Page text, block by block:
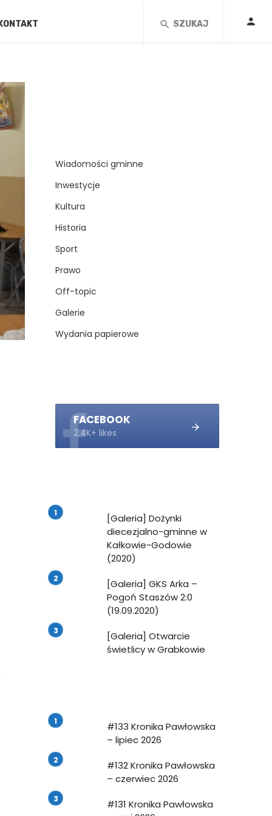
KONTAKT SZUKAJ
Wiadomości gminne
Inwestycje
Kultura
Historia
Sport
Prawo
Off-topic
Galerie
Wydania papierowe
FACEBOOK
2.4K+ likes
[Galeria] Dożynki
diecezjalno-gminne w
Kałkowie-Godowie
(2020)
[Galeria] GKS Arka –
Pogoń Staszów 2:0
(19.09.2020)
[Galeria] Otwarcie
świetlicy w Grabkowie
#133 Kronika Pawłowska
– lipiec 2026
#132 Kronika Pawłowska
– czerwiec 2026
#131 Kronika Pawłowska